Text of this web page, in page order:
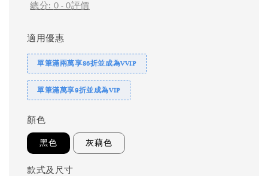
總分: 0 - 0評價
適用優惠
單筆滿兩萬享86折並成為VVIP
單筆滿萬享9折並成為VIP
顏色
黑色 灰藕色
款式及尺寸